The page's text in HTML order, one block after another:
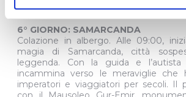
fondono lentamente.
6° GIORNO: SAMARCANDA
Colazione in albergo. Alle 09:00,
magia di Samarcanda, città
leggenda. Con la guida e
incammina verso le meraviglie che
imperatori e viaggiatori per secoli. Il